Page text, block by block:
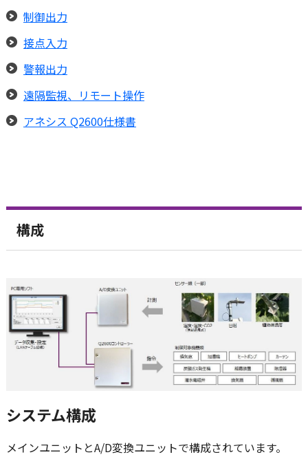
制御出力
接点入力
警報出力
遠隔監視、リモート操作
アネシス Q2600仕様書
構成
システム構成
メインユニットとA/D変換ユニットで構成されています。